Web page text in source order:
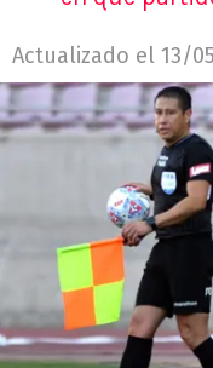
Actualizado el 13/